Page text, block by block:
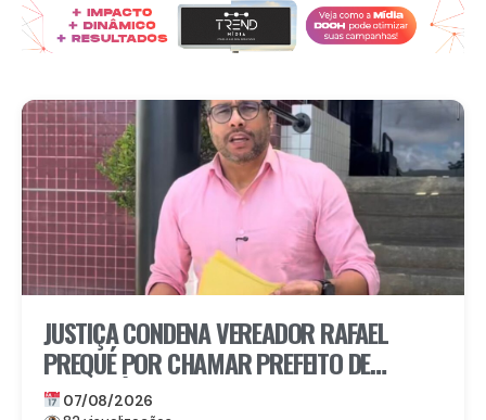
JUSTIÇA CONDENA VEREADOR RAFAEL
PREQUÉ POR CHAMAR PREFEITO DE
GRAVATÁ DE “LADRÃO” E REFORÇA:
07/08/2026